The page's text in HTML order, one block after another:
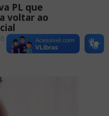
PL que
voltar ao